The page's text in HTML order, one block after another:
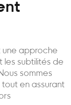
une approche
les subtilités de
sommes
en assurant